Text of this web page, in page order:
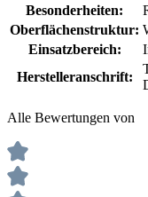
Besonderheiten:
Oberflächenstruktur:
Einsatzbereich:
Herstelleranschrift:
Alle Bewertungen von